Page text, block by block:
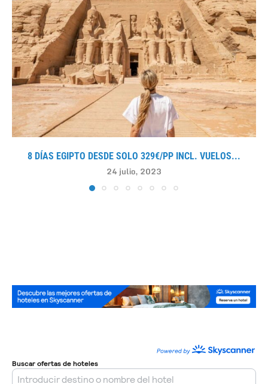
8 DÍAS EGIPTO DESDE SOLO 329€/PP INCL. VUELOS...
24 julio, 2023